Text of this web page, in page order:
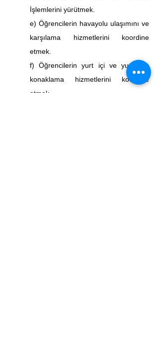
İşlemlerini yürütmek.
e) Öğrencilerin havayolu ulaşımını ve
karşılama hizmetlerini koordine
etmek.
f) Öğrencilerin yurt içi ve yurt dışı
konaklama hizmetlerini koordine
etmek.